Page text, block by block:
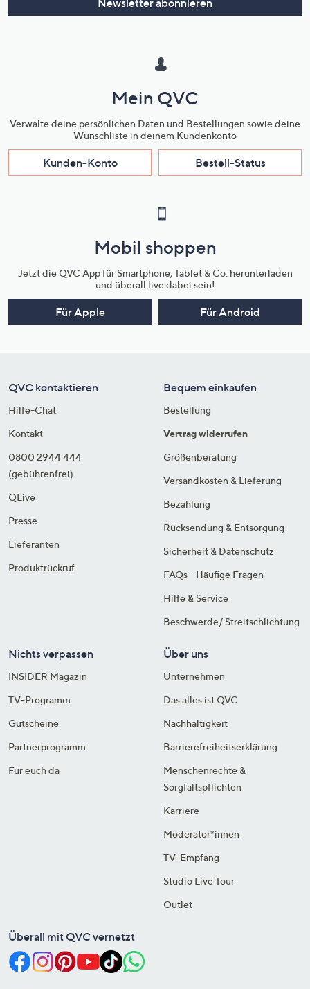
Mein QVC
Verwalte deine persönlichen Daten und Bestellungen sowie deine
Wunschliste in deinem Kundenkonto
Kunden-Konto Bestell-Status
Mobil shoppen
Jetzt die QVC App für Smartphone, Tablet & Co. herunterladen
und überall live dabei sein!
Für Apple Für Android
QVC kontaktieren
Hilfe-Chat
Kontakt
0800 2944 444
(gebührenfrei)
QLive
Presse
Lieferanten
Produktrückruf
Bequem einkaufen
Bestellung
Vertrag widerrufen
Größenberatung
Versandkosten & Lieferung
Bezahlung
Rücksendung & Entsorgung
Sicherheit & Datenschutz
FAQs - Häufige Fragen
Hilfe & Service
Beschwerde/ Streitschlichtung
Nichts verpassen
INSIDER Magazin
TV-Programm
Gutscheine
Partnerprogramm
Für euch da
Über uns
Unternehmen
Das alles ist QVC
Nachhaltigkeit
Barrierefreiheitserklärung
Menschenrechte &
Sorgfaltspflichten
Karriere
Moderator*innen
TV-Empfang
Studio Live Tour
Outlet
Überall mit QVC vernetzt